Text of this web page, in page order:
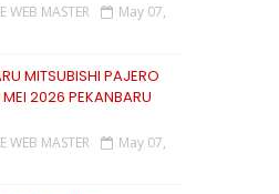
WEB MASTER
May 07,
MITSUBISHI PAJERO
2026 PEKANBARU
WEB MASTER
May 07,